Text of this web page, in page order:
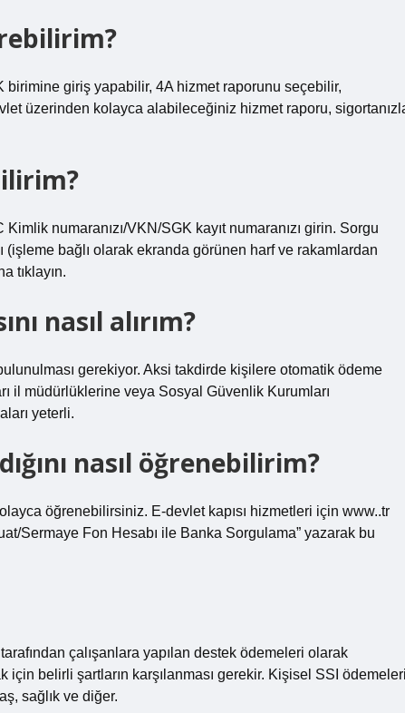
birimine giriş yapabilir, 4A hizmet raporunu seçebilir,
üzerinden kolayca alabileceğiniz hizmet raporu,
numaranızı/VKN/SGK kayıt numaranızı girin. Sorgu
(işleme bağlı olarak ekranda görünen harf ve rakamlardan
tıklayın.
nasıl alırım?
gerekiyor. Aksi takdirde kişilere otomatik ödeme
il müdürlüklerine veya Sosyal Güvenlik Kurumları
yeterli.
nasıl öğrenebilirim?
öğrenebilirsiniz. E-devlet kapısı hizmetleri için www..tr
Sermaye Fon Hesabı ile Banka Sorgulama” yazarak bu
çalışanlara yapılan destek ödemeleri olarak
belirli şartların karşılanması gerekir. Kişisel SSI
sağlık ve diğer.